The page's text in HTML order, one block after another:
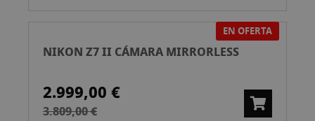
EN OFERTA
NIKON Z7 II CÁMARA MIRRORLESS
2.999,00 €
3.809,00 €